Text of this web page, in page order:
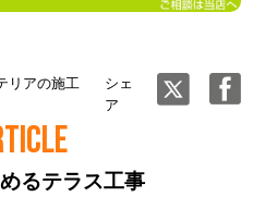
リアの施工
シェ
ア
るテラス工事